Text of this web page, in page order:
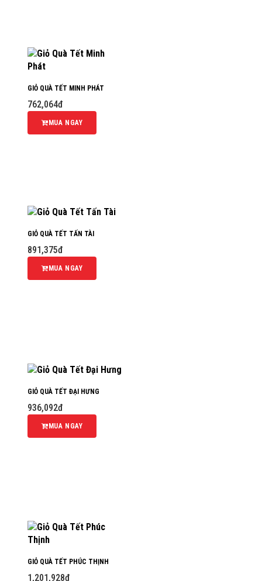
GIỎ QUÀ TẾT MINH PHÁT
762,064đ
MUA NGAY
GIỎ QUÀ TẾT TẤN TÀI
891,375đ
MUA NGAY
GIỎ QUÀ TẾT ĐẠI HƯNG
936,092đ
MUA NGAY
GIỎ QUÀ TẾT PHÚC THỊNH
1,201,928đ